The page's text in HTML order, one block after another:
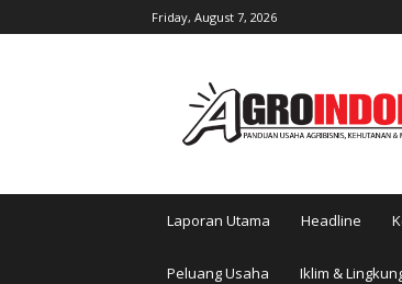
Friday, August 7, 2026
Laporan Utama Headline
Peluang Usaha Iklim &